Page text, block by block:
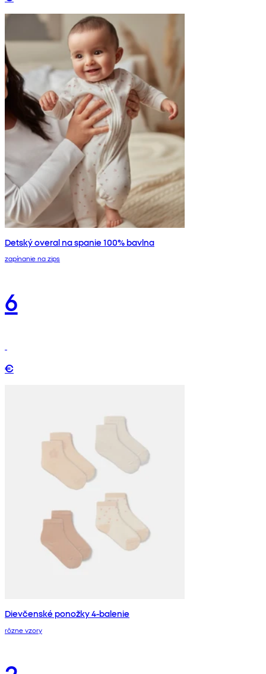
Detský overal na spanie 100% bavlna
zapínanie na zips
6
€
Dievčenské ponožky 4-balenie
rôzne vzory